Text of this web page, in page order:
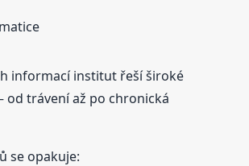
informací institut řeší široké
od trávení až po chronická
se opakuje: